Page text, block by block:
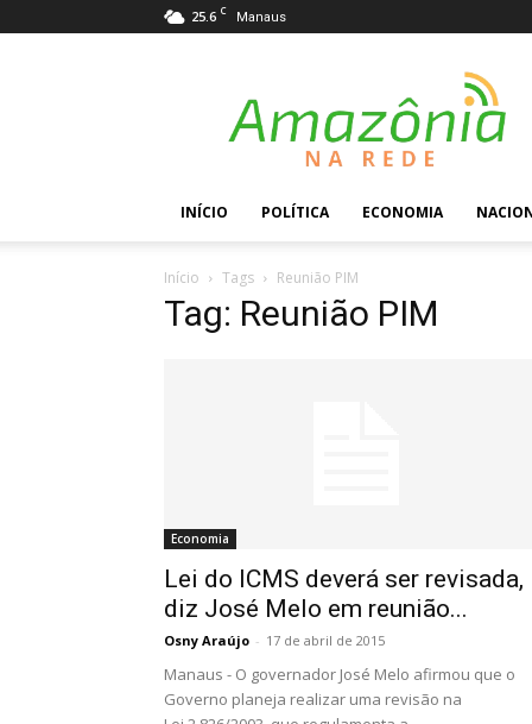
25.6 C Manaus
Rede
INÍCIO POLÍTICA ECONOMIA
Início Tags Reunião PIM
Tag: Reunião PIM
Economia
Lei do ICMS deverá ser revisada,
diz José Melo em reunião...
Osny Araújo - 17 de abril de 2015
Manaus - O governador José Melo afirmou que o
Governo planeja realizar uma revisão na